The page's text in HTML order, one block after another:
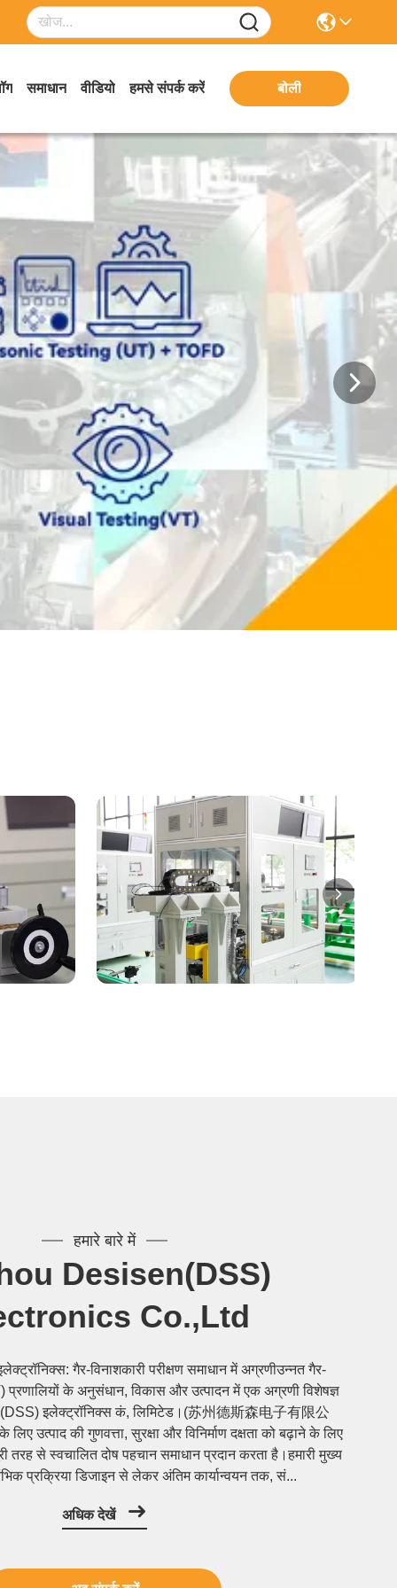
समाधान वीडियो हमसे संपर्क करें बोली
हमारे बारे में
Desisen(DSS)
Co.,Ltd
गैर-विनाशकारी परीक्षण समाधान में अग्रणीउन्नत गैर-
प्रणालियों के अनुसंधान, विकास और उत्पादन में एक अग्रणी विशेषज्ञ
इलेक्ट्रॉनिक्स कं, लिमिटेड।(苏州德斯森电子有限公
उत्पाद की गुणवत्ता, सुरक्षा और विनिर्माण दक्षता को बढ़ाने के लिए
तरह से स्वचालित दोष पहचान समाधान प्रदान करता है।हमारी मुख्य
प्रक्रिया डिजाइन से लेकर अंतिम कार्यान्वयन तक, सं...
अधिक देखें